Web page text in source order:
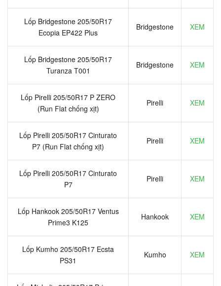
Lốp Bridgestone 205/50R17
Ecopia EP422 Plus
Bridgestone XEM
Lốp Bridgestone 205/50R17
Turanza T001
Bridgestone XEM
Lốp Pirelli 205/50R17 P ZERO
(Run Flat chống xịt)
Pirelli XEM
Lốp Pirelli 205/50R17 Cinturato
P7 (Run Flat chống xịt)
Pirelli XEM
Lốp Pirelli 205/50R17 Cinturato
P7
Pirelli XEM
Lốp Hankook 205/50R17 Ventus
Prime3 K125
Hankook XEM
Lốp Kumho 205/50R17 Ecsta
PS31
Kumho XEM